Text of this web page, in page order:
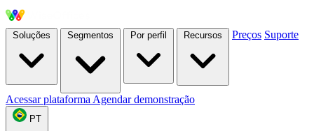
Soluções Segmentos Por perfil Recursos Preços Suporte
Acessar plataforma Agendar demonstração
PT